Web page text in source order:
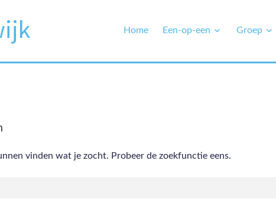
Home Een-op-een Groep
vinden wat je zocht. Probeer de zoekfunctie eens.